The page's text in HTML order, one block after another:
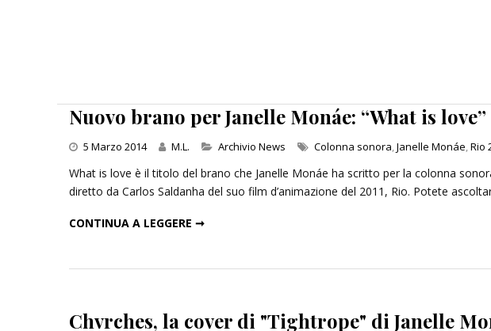
Nuovo brano per Janelle Monáe: “What is love”
5 Marzo 2014 M.L. Categories
Archivio News Colonna sonora,Janelle Monáe,Rio
What is love è il titolo del brano che Janelle Monáe ha scritto per la colonna
diretto da Carlos Saldanha del suo film d’animazione del 2011, Rio. Potete
CONTINUA A LEGGERE ➞
Chvrches, la cover di "Tightrope" di Janelle